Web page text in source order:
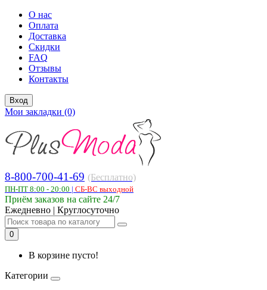
О нас
Оплата
Доставка
Скидки
FAQ
Отзывы
Контакты
Вход
Мои закладки (0)
8-800-700-41-69 (Бесплатно)
ПН-ПТ 8:00 - 20:00 | СБ-ВС выходной
Приём заказов на сайте 24/7
Ежедневно | Круглосуточно
0
В корзине пусто!
Категории